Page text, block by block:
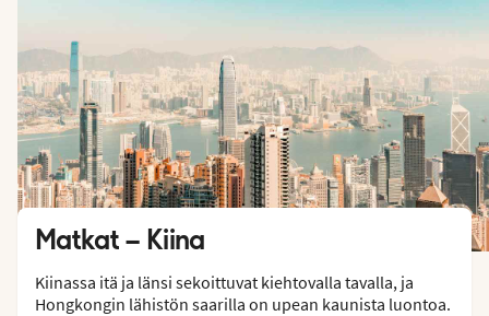
Näytä kuvia
Matkat – Kiina
Kiinassa itä ja länsi sekoittuvat kiehtovalla tavalla, ja
Hongkongin lähistön saarilla on upean kaunista luontoa.